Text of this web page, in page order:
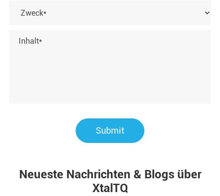
Submit
Neueste Nachrichten & Blogs über
XtalTQ